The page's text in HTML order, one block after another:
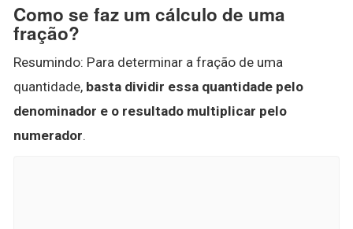
Como se faz um cálculo de uma
fração?
Resumindo: Para determinar a fração de uma
quantidade, basta dividir essa quantidade pelo
denominador e o resultado multiplicar pelo
numerador.